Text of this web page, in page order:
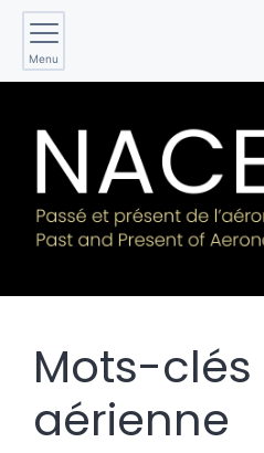
Menu
Mots-
aérienne